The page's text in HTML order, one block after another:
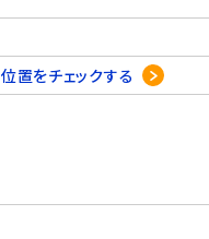
位置をチェックする